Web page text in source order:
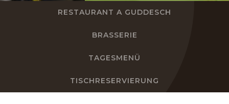
RESTAURANT A GUDDESCH
BRASSERIE
TAGESMENÜ
TISCHRESERVIERUNG